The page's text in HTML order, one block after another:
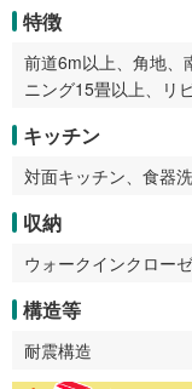
特徴
前道6m以上、角地、
ニング15畳以上、リ
キッチン
対面キッチン、食器
収納
ウォークインクロー
構造等
耐震構造